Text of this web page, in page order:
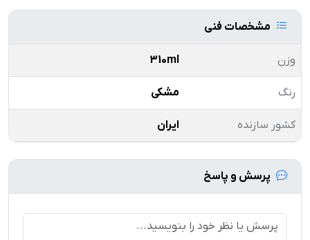
مشخصات فنی
وزن 310ml
رنگ مشکی
کشور سازنده ایران
پرسش و پاسخ